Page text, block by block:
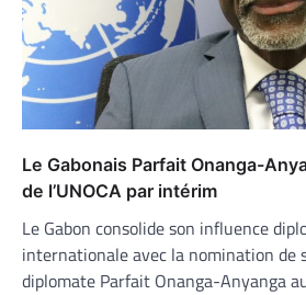
Le Gabonais Parfait Onanga-
de l’UNOCA par intérim
Le Gabon consolide son influence
internationale avec la nomination de
diplomate Parfait Onanga-Anyanga